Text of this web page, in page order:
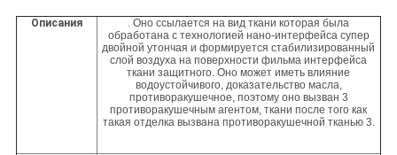
Описания .Оно ссылается на вид ткани которая была
обработана с технологией нано-интерфейса супер
двойной утончая и формируется стабилизированный
слой воздуха на поверхности фильма интерфейса
ткани защитного. Оно может иметь влияние
водоустойчивого, доказательство масла,
противоракушечное, поэтому оно вызван 3
противоракушечным агентом, ткани после того как
такая отделка вызвана противоракушечной тканью 3.